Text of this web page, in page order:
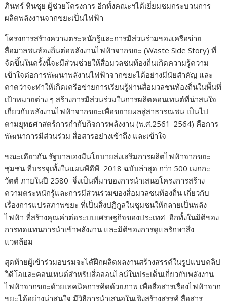
ภินทร์ หินชุย ผู้ช่วยโครงการ อีกทั้งคณะฯได้เยี่ยมชมกระบวนการ
ผลิตพลังงานจากขยะเป็นไฟฟ้า
โครงการสร้างความตระหนักรู้และการมีส่วนร่วมของเครือข่าย
สื่อมวลชนท้องถิ่นต่อพลังงานไฟฟ้าจากขยะ (Waste Side Story) ที่
จัดขึ้นในครั้งนี้จะมีส่วนช่วยให้สื่อมวลชนท้องถิ่นเกิดความรู้ความ
เข้าใจต่อการพัฒนาพลังานไฟฟ้าจากขยะได้อย่างมีนัยสำคัญ และ
คาดว่าจะทำให้เกิดเครือข่ายการเรียนรู้ผ่านสื่อมวลชนท้องถิ่นในพื้นที่
เป้าหมายต่าง ๆ สร้างการมีส่วนร่วมในการผลิตคอนเทนต์ที่น่าสนใจ
เกี่ยวกับพลังงานไฟฟ้าจากขยะเพื่อขยายผลสู่สาธารณชน เป็นไป
ตามยุทธศาสตร์การกำกับกิจการพลังงาน (พ.ศ.2561-2564) คือการ
พัฒนาการมีส่วนร่วม สื่อสารอย่างเข้าถึง และเข้าใจ
ขณะเดียวกัน รัฐบาลเองมีนโยบายส่งเสริมการผลิตไฟฟ้าจากขยะ
ชุมชน ที่บรรจุเทั้งในแผนพีดีพี 2018 ฉบับล่าสุด กว่า 500 เมกกะ
วัตต์ ภายในปี 2580 จึ่งเป็นที่มาของการนำเสนอโครงการสร้าง
ความตระหนักรู้และการมีส่วนร่วมของสื่อมวลชนท้องถิ่น เกี่ยวกับ
เรื่องการแปรสภาพขยะ ที่เป็นสิ่งปฎิกูลในชุมชนให้กลายเป็นพลัง
ไฟฟ้า ที่สร้างคุณค่าต่อระบบเศรษฐกิจของประเทศ อีกทั้งในมิติของ
การทดแทนการนำเข้าพลังงาน และมิติของการดูแลรักษาสิ่ง
แวดล้อม
สุดท้ายผู้เข้าร่วมอบรมจะได้ฝึกผลิตผลงานสร้างสรรค์ในรูปแบบคลิป
วิดีโอและคอนเทนต์สำหรับสื่อออนไลน์ในประเด็นเกี่ยวกับพลังงาน
ไฟฟ้าจากขยะด้วยเทคนิคการคิดด้วยภาพ เพื่อสื่อสารเรื่องไฟฟ้าจาก
ขยะได้อย่างน่าสนใจ มีวิธีการนำเสนอในเชิงสร้างสรรค์ สื่อสาร